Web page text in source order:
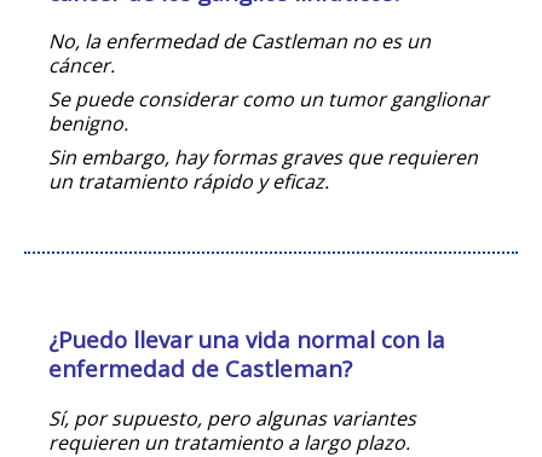
No, la enfermedad de Castleman no es un
cáncer.
Se puede considerar como un tumor ganglionar
benigno.
Sin embargo, hay formas graves que requieren
un tratamiento rápido y eficaz.
¿Puedo llevar una vida normal con la
enfermedad de Castleman?
Sí, por supuesto, pero algunas variantes
requieren un tratamiento a largo plazo.